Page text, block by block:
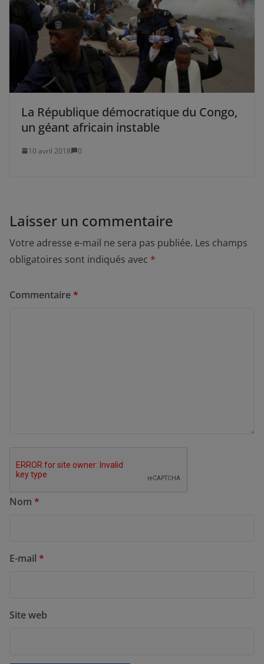
La République démocratique du Congo,
un géant africain instable
10 avril 2018 0
Laisser un commentaire
Votre adresse e-mail ne sera pas publiée. Les champs
obligatoires sont indiqués avec *
Commentaire*
Nom *
E-mail *
Site web